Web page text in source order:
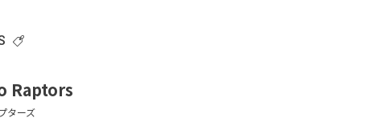
Raptors